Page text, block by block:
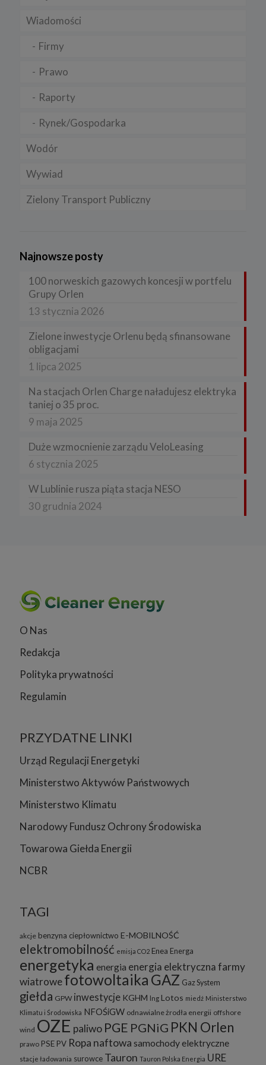
Wiadomości
Firmy
Prawo
Raporty
Rynek/Gospodarka
Wodór
Wywiad
Zielony Transport Publiczny
Najnowsze posty
100 norweskich gazowych koncesji w portfelu
Grupy Orlen
13 stycznia 2026
Zielone inwestycje Orlenu będą sfinansowane
obligacjami
1 lipca 2025
Na stacjach Orlen Charge naładujesz elektryka
taniej o 35 proc.
9 maja 2025
Duże wzmocnienie zarządu VeloLeasing
6 stycznia 2025
W Lublinie rusza piąta stacja NESO
30 grudnia 2024
O Nas
Redakcja
Polityka prywatności
Regulamin
PRZYDATNE LINKI
Urząd Regulacji Energetyki
Ministerstwo Aktywów Państwowych
Ministerstwo Klimatu
Narodowy Fundusz Ochrony Środowiska
Towarowa Giełda Energii
NCBR
TAGI
akcje benzyna ciepłownictwo E-MOBILNOŚĆ
elektromobilność emisja CO2 Enea Energa
energetyka energia energia elektrycznafarmy
wiatrowefotowoltaika GAZ Gaz System
giełda GPW inwestycje KGHM lng Lotos miedź Ministerstwo
Klimatu i Środowiska NFOŚiGW odnawialne żrodła energii offshore
wind OZE paliwo PGE PGNiG PKN Orlen
prawo PSE PV Ropa naftowa samochody elektryczne
stacje ładowania surowce Tauron Tauron Polska Energia URE